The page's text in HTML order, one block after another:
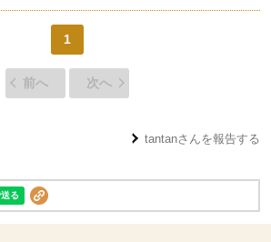
1
前へ 次へ
tantanさんを報告する